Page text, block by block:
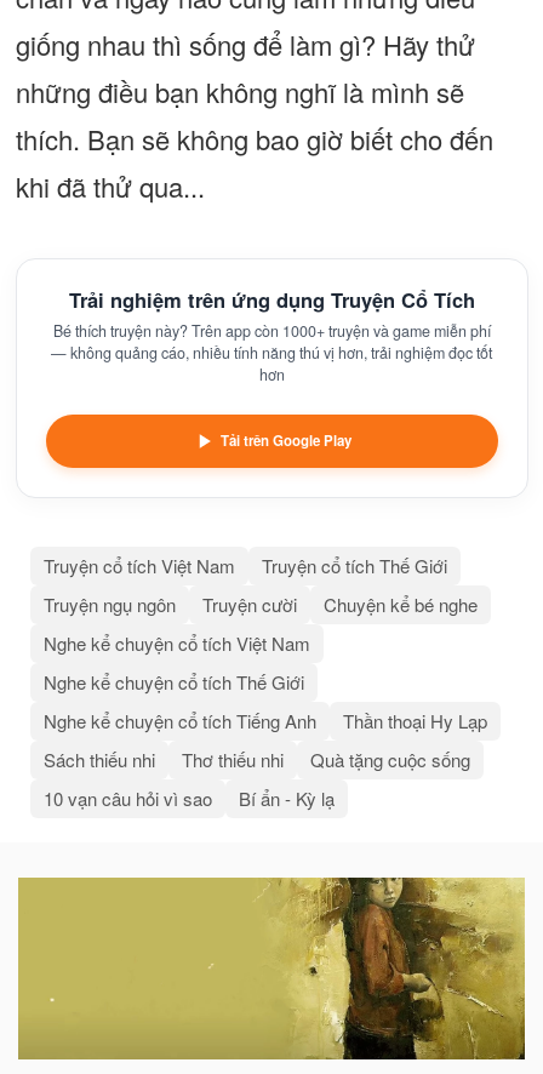
giống nhau thì sống để làm gì? Hãy thử
những điều bạn không nghĩ là mình sẽ
thích. Bạn sẽ không bao giờ biết cho đến
khi đã thử qua...
Trải nghiệm trên ứng dụng Truyện Cổ Tích
Bé thích truyện này? Trên app còn 1000+ truyện và game miễn phí
— không quảng cáo, nhiều tính năng thú vị hơn, trải nghiệm đọc tốt
hơn
Tải trên Google Play
Truyện cổ tích Việt Nam
Truyện cổ tích Thế Giới
Truyện ngụ ngôn
Truyện cười
Chuyện kể bé nghe
Nghe kể chuyện cổ tích Việt Nam
Nghe kể chuyện cổ tích Thế Giới
Nghe kể chuyện cổ tích Tiếng Anh
Thần thoại Hy Lạp
Sách thiếu nhi
Thơ thiếu nhi
Quà tặng cuộc sống
10 vạn câu hỏi vì sao
Bí ẩn - Kỳ lạ
Bài
quan